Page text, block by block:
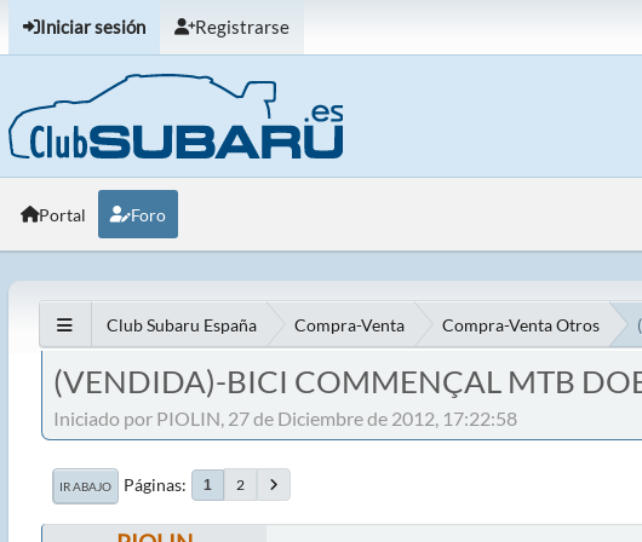
Iniciar sesión Registrarse
Portal Foro
Club Subaru España Compra-Venta Compra-Venta Otros
(VENDIDA)-BICI COMMENÇAL MTB
Iniciado por PIOLIN, 27 de Diciembre de 2012, 17:22:58
IR ABAJO Páginas 1 2